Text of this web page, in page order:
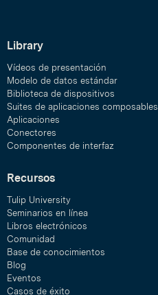
Library
Vídeos de presentación
Modelo de datos estándar
Biblioteca de dispositivos
Suites de aplicaciones composables
Aplicaciones
Conectores
Componentes de interfaz
Recursos
Tulip University
Seminarios en línea
Libros electrónicos
Comunidad
Base de conocimientos
Blog
Eventos
Casos de éxito